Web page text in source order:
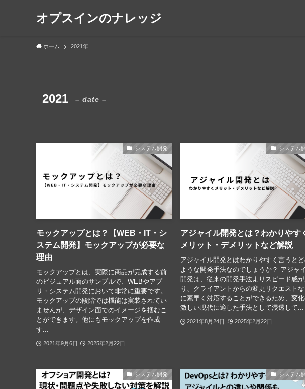
オプスインのナレッジ
ホーム 2021年
2021 – date –
システム開発
モックアップとは？【WEB・IT・シ
ステム開発】モックアップが必要な
理由
モックアップとは、実際に商品が完成する前
のビジュアル面のサンプルで、WEBやアプ
リ・システム開発において非常に重要です。
モックアップの段階では機能は実装されてい
ませんが、デザイン面でのイメージを掴むこ
とができます。他にもモックアップを作成
す...
2021年9月6日 2025年2月22日
システム
アジャイル開発とは？わかりやす
メリット・デメリットなど解説
アジャイル開発とはわかりやすく言うと
ような開発手法なのでしょうか？ アジャ
開発は、従来の開発手法よりスピード感
り、クライアントからの変更リクエスト
に素早く対応することができるため、変
激しい現代に適した手法として浸透して...
2021年8月24日 2025年2月22日
システム開発 システム